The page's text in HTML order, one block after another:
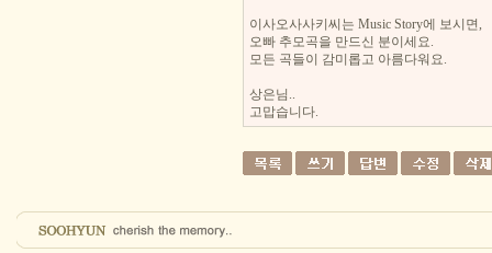
이사오사사키씨는 Music Story에 보시면,
오빠 추모곡을 만드신 분이세요.
모든 곡들이 감미롭고 아름다워요.
상은님..
고맙습니다.